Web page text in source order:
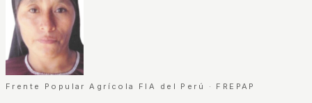
Frente Popular Agrícola FIA del Perú · FREPAP